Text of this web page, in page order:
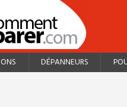
DÉPANNEURS